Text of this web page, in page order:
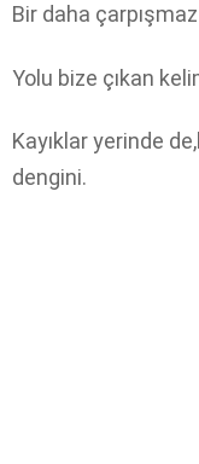
Bir daha
Yolu bize çıkan
Kayıklar yerinde
dengini.